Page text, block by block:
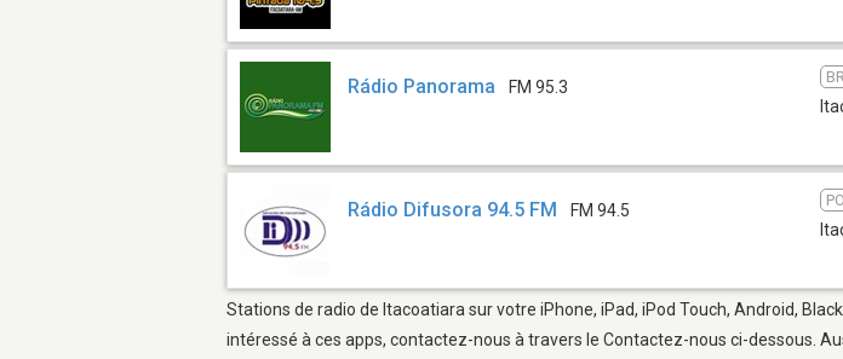
Rádio Panorama FM 95.3
Rádio Difusora 94.5 FM FM 94.5
Stations de radio de Itacoatiara sur votre iPhone, iPad, iPod Touch, Android,
intéressé à ces apps, contactez-nous à travers le Contactez-nous ci-dessous.